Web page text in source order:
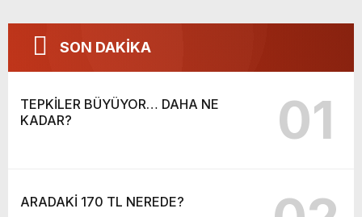
SON DAKİKA
TEPKİLER BÜYÜYOR… DAHA NE
KADAR?
01
ARADAKİ 170 TL NEREDE?